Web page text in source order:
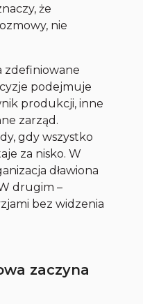
że
nie
zdefiniowane
podejmuje
produkcji, inne
zarząd.
gdy wszystko
za nisko. W
dławiona
drugim –
bez widzenia
zaczyna